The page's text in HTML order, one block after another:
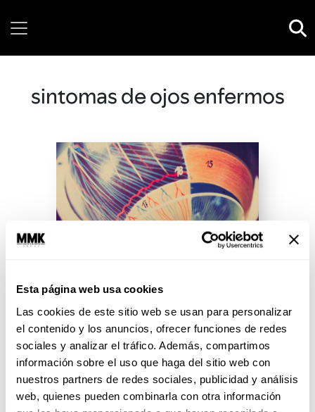
Esta página web usa cookies
Las cookies de este sitio web se usan para personalizar
el contenido y los anuncios, ofrecer funciones de redes
sociales y analizar el tráfico. Además, compartimos
información sobre el uso que haga del sitio web con
nuestros partners de redes sociales, publicidad y análisis
web, quienes pueden combinarla con otra información
sintomas de ojos enfermos
10 síntomas de ojos enfermos
Si tienen uno o varios de estos
síntomas, es momento de